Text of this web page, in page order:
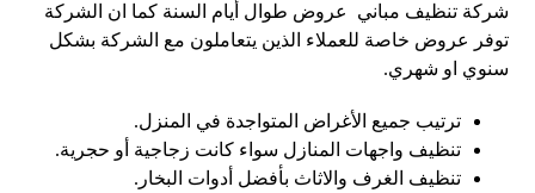
شركة تنظيف مباني عروض طوال أيام السنة كما ان الشركة
توفر عروض خاصة للعملاء الذين يتعاملون مع الشركة بشكل
سنوي او شهري.
ترتيب جميع الأغراض المتواجدة في المنزل.
تنظيف واجهات المنازل سواء كانت زجاجية أو حجرية.
تنظيف الغرف والاثاث بأفضل أدوات البخار.